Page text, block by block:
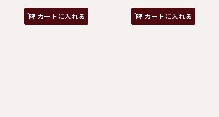
カートに入れる カートに入れる